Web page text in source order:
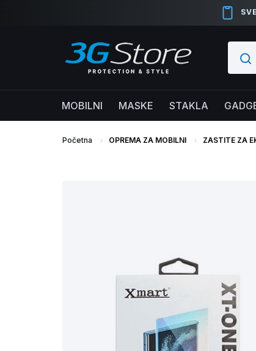
MOBILNI MASKE STAKLA
Početna OPREMA ZA MOBILNI ZASTITE ZA